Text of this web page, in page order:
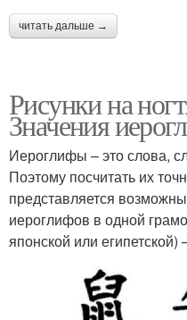
читать дальше →
Рисунки на
Значения
Иероглифы – это слова,
Поэтому посчитать их
представляется
иероглифов в одной
японской или